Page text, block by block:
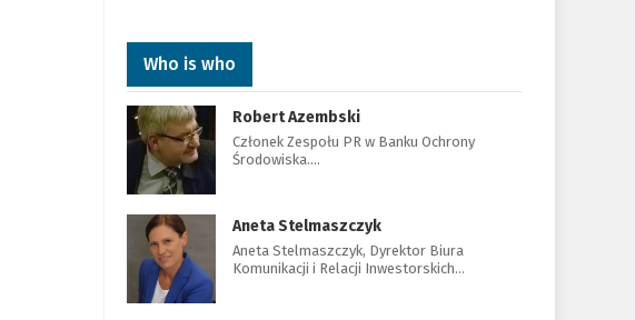
Who is who
Robert Azembski
Członek Zespołu PR w Banku Ochrony
Środowiska.…
Aneta Stelmaszczyk
Aneta Stelmaszczyk, Dyrektor Biura
Komunikacji i Relacji Inwestorskich…